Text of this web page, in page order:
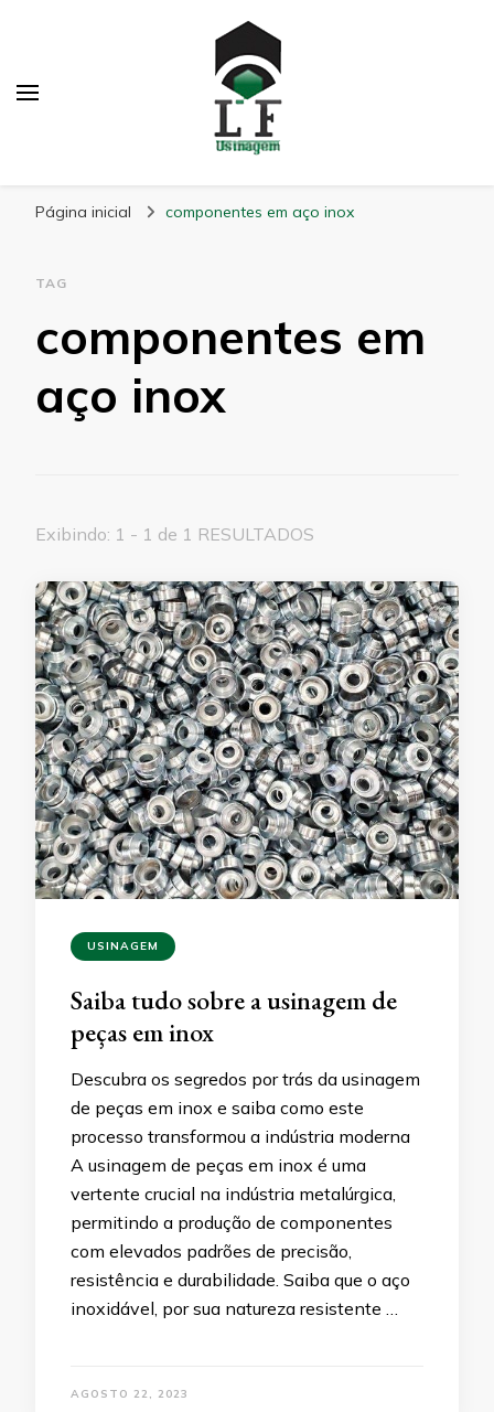
Página inicial componentes em aço inox
TAG
componentes em
aço inox
Exibindo: 1 - 1 de 1 RESULTADOS
USINAGEM
Saiba tudo sobre a usinagem de
peças em inox
Descubra os segredos por trás da usinagem
de peças em inox e saiba como este
processo transformou a indústria moderna
A usinagem de peças em inox é uma
vertente crucial na indústria metalúrgica,
permitindo a produção de componentes
com elevados padrões de precisão,
resistência e durabilidade. Saiba que o aço
inoxidável, por sua natureza resistente …
AGOSTO 22, 2023